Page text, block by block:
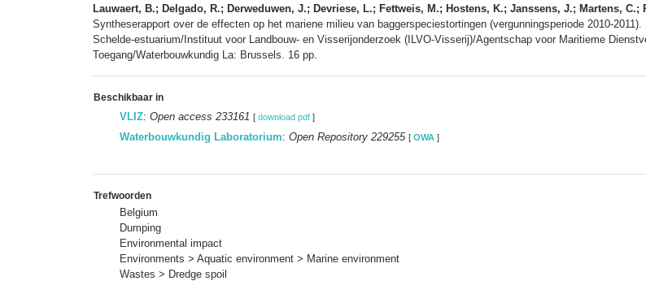
Lauwaert, B.; Delgado, R.; Derweduwen, J.; Devriese, L.; Fettweis, M.; Hostens, K.; Janssens, J.; Martens,
Syntheserapport over de effecten op het mariene milieu van baggerspeciestortingen (vergunningsperiode 2010-
Schelde-estuarium/Instituut voor Landbouw- en Visserijonderzoek (ILVO-Visserij)/Agentschap voor Maritieme
Toegang/Waterbouwkundig La: Brussels. 16 pp.
Beschikbaar in
VLIZ: Open access 233161 [ download pdf ]
Waterbouwkundig Laboratorium: Open Repository 229255 [ OWA ]
Trefwoorden
Belgium
Dumping
Environmental impact
Environments > Aquatic environment > Marine environment
Wastes > Dredge spoil